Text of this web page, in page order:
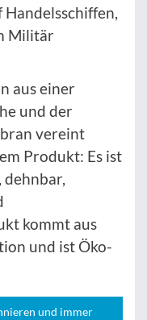
Militär
aus einer
und der
vereint
Produkt: Es ist
dehnbar,
kommt aus
und ist Öko-
und immer